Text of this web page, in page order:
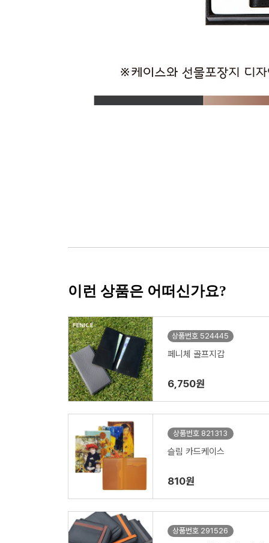
이런 상품은 어떠신가요?
상품번호 524445
페니체 골프지갑
6,750원
상품번호 821313
슬림 카드케이스
810원
상품번호 291526